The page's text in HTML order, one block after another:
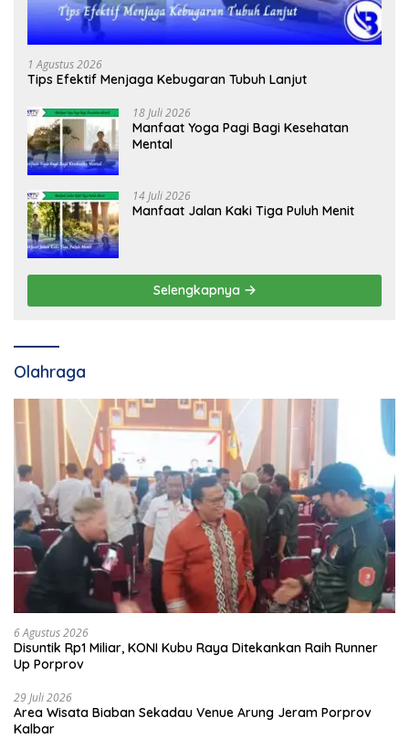
1 Agustus 2026
Tips Efektif Menjaga Kebugaran Tubuh Lanjut
18 Juli 2026
Manfaat Yoga Pagi Bagi Kesehatan
Mental
14 Juli 2026
Manfaat Jalan Kaki Tiga Puluh Menit
Selengkapnya
Olahraga
6 Agustus 2026
Disuntik Rp1 Miliar, KONI Kubu Raya Ditekankan Raih Runner
Up Porprov
29 Juli 2026
Area Wisata Biaban Sekadau Venue Arung Jeram Porprov
Kalbar